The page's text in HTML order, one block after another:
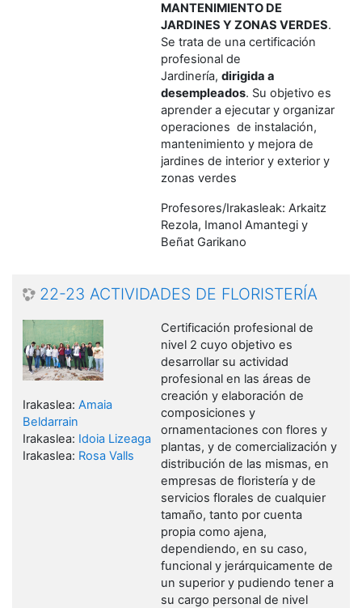
MANTENIMIENTO DE
JARDINES Y ZONAS VERDES.
Se trata de una certificación
profesional de
Jardinería, dirigida a
desempleados. Su objetivo es
aprender a ejecutar y organizar
operaciones de instalación,
mantenimiento y mejora de
jardines de interior y exterior y
zonas verdes
Profesores/Irakasleak: Arkaitz
Rezola, Imanol Amantegi y
Beñat Garikano
22-23 ACTIVIDADES DE FLORISTERÍA
Certificación profesional de
nivel 2 cuyo objetivo es
desarrollar su actividad
profesional en las áreas de
creación y elaboración de
composiciones y
ornamentaciones con flores y
plantas, y de comercialización y
distribución de las mismas, en
empresas de floristería y de
servicios florales de cualquier
tamaño, tanto por cuenta
propia como ajena,
dependiendo, en su caso,
funcional y jerárquicamente de
un superior y pudiendo tener a
su cargo personal de nivel
Irakaslea: Amaia
Beldarrain
Irakaslea: Idoia Lizeaga
Irakaslea: Rosa Valls